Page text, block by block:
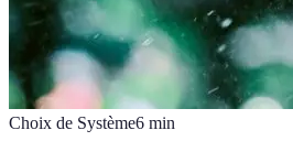
Choix de Système6 min